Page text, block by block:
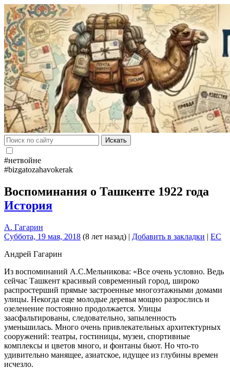
Искать
#нетвойне
#bizgatozahavokerak
Воспоминания о Ташкенте 1922 года
История
А. Гагарин
Суббота, 19 мая, 2018 (8 лет назад) | Добавить в закладки | EC
Андрей Гагарин
Из воспоминаний А.С.Мельникова: «Все очень условно. Ведь
сейчас Ташкент красивый современный город, широко
распростерший прямые застроенные многоэтажными домами
улицы. Некогда еще молодые деревья мощно разрослись и
озеленение постоянно продолжается. Улицы
заасфальтированы, следовательно, запыленность
уменьшилась. Много очень привлекательных архитектурных
сооружений: театры, гостиницы, музеи, спортивные
комплексы и цветов много, и фонтаны бьют. Но что-то
удивительно манящее, азиатское, идущее из глубины времен
исчезло.